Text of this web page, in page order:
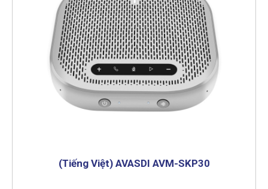
(Tiếng Việt) AVASDI AVM-SKP30